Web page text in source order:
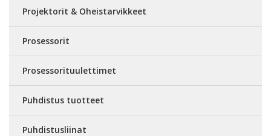
Projektorit & Oheistarvikkeet
Prosessorit
Prosessorituulettimet
Puhdistus tuotteet
Puhdistusliinat